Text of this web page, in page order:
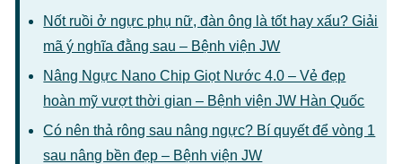
Nốt ruồi ở ngực phụ nữ, đàn ông là tốt hay xấu? Giải
mã ý nghĩa đằng sau – Bệnh viện JW
Nâng Ngực Nano Chip Giọt Nước 4.0 – Vẻ đẹp
hoàn mỹ vượt thời gian – Bệnh viện JW Hàn Quốc
Có nên thả rông sau nâng ngực? Bí quyết để vòng 1
sau nâng bền đẹp – Bệnh viện JW